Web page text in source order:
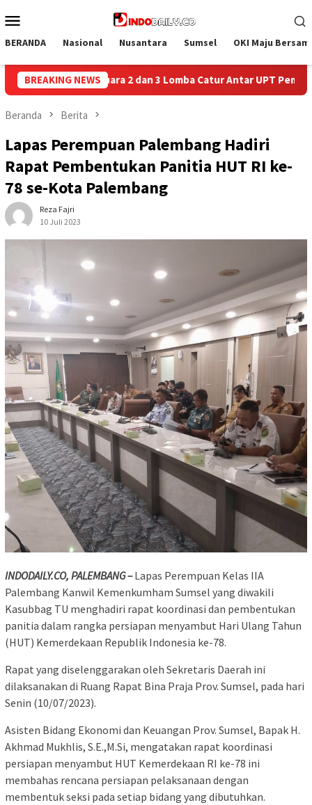
ke
Mobile
BERANDA Nasional Nusantara Sumsel OKI Maju
BREAKING NEWS
Antar UPT Pemasyarakatan se-Palembang Raya
Beranda Berita
Lapas Perempuan Palembang Hadiri
Rapat Pembentukan Panitia HUT RI ke-
78 se-Kota Palembang
Reza Fajri
10 Juli 2023
INDODAILY.CO, PALEMBANG –Lapas Perempuan Kelas IIA
Palembang Kanwil Kemenkumham Sumsel yang diwakili
Kasubbag TU menghadiri rapat koordinasi dan pembentukan
panitia dalam rangka persiapan menyambut Hari Ulang Tahun
(HUT) Kemerdekaan Republik Indonesia ke-78.
Rapat yang diselenggarakan oleh Sekretaris Daerah ini
dilaksanakan di Ruang Rapat Bina Praja Prov. Sumsel, pada hari
Senin (10/07/2023).
Asisten Bidang Ekonomi dan Keuangan Prov. Sumsel, Bapak H.
Akhmad Mukhlis, S.E.,M.Si, mengatakan rapat koordinasi
persiapan menyambut HUT Kemerdekaan RI ke-78 ini
membahas rencana persiapan pelaksanaan dengan
membentuk seksi pada setiap bidang yang dibutuhkan.